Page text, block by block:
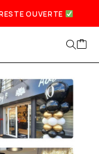
OUVERTE